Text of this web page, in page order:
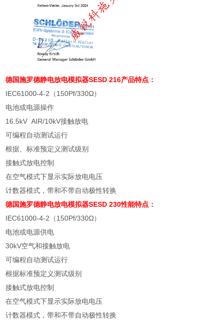
德国施罗德静电放电模拟器SESD 216产品特点：
IEC61000-4-2 （150Pf/330Ω）
电池或电源操作
16.5kV AIR/10kV接触放电
可编程自动测试运行
根据、标准预定义测试级别
接触式放电控制
在空气模式下显示实际放电电压
计数器模式，带和不带自动极性转换
德国施罗德静电放电模拟器SESD 230性能特点：
IEC61000-4-2 （150Pf/330Ω）
电池或电源供电
30kV空气和接触放电
可编程自动测试运行
根据标准预定义测试级别
接触式放电控制
在空气模式下显示实际放电电压
计数器模式，带和不带自动极性转换